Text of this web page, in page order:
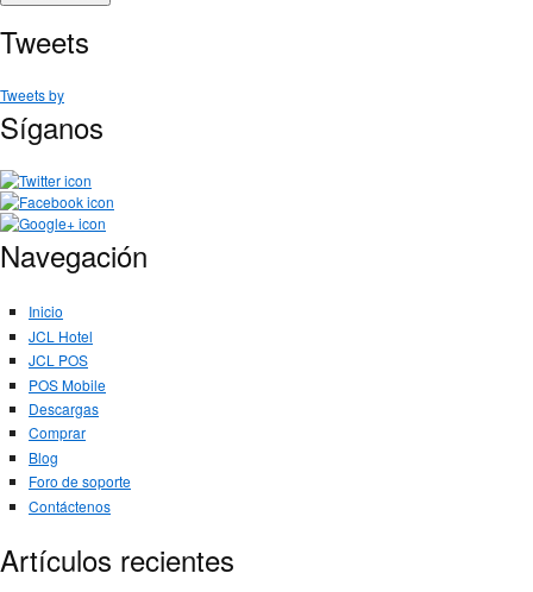
Tweets
Tweets by
Síganos
Navegación
Inicio
JCL Hotel
JCL POS
POS Mobile
Descargas
Comprar
Blog
Foro de soporte
Contáctenos
Artículos recientes